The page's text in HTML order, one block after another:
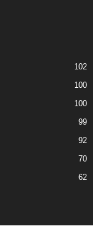
102
100
100
99
92
70
62